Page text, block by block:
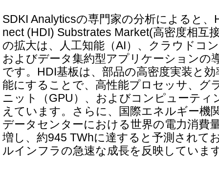
SDKI Analyticsの専門家の分析によると、
nect (HDI) Substrates Market(高密度相互
の拡大は、人工知能（AI）、クラウドコ
およびデータ集約型アプリケーションの
です。HDI基板は、部品の高密度実装と
能にすることで、高性能プロセッサ、グ
ニット（GPU）、およびコンピューティ
えています。さらに、国際エネルギー機
データセンターにおける世界の電力消費
増し、約945 TWhに達すると予測されて
ルインフラの急速な成長を反映していま